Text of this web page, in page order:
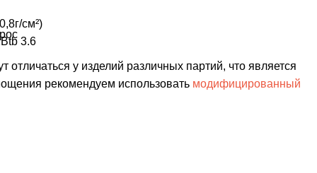
см²)
Btb 3.6
у изделий различных партий, что является
рекомендуем использовать модифицированный